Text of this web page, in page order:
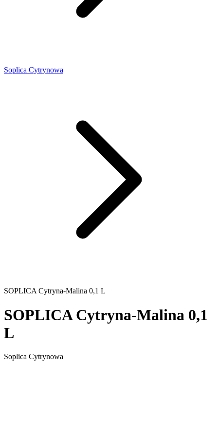
Soplica Cytrynowa
SOPLICA Cytryna-Malina 0,1 L
SOPLICA Cytryna-Malina 0,1
L
Soplica Cytrynowa